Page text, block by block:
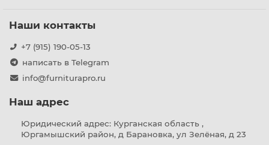
Наши контакты
+7 (915) 190-05-13
написать в Telegram
info@furniturapro.ru
Наш адрес
Юридический адрес: Курганская область ,
Юргамышский район, д Барановка, ул Зелёная, д 23